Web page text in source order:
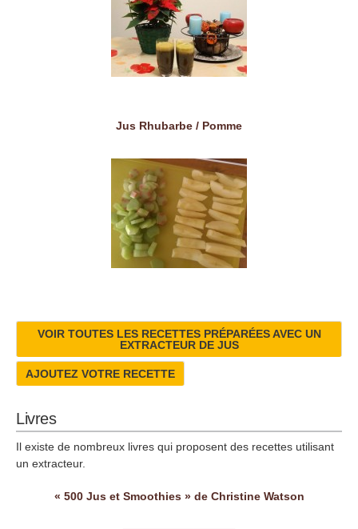
Jus Rhubarbe / Pomme
VOIR TOUTES LES RECETTES PRÉPARÉES AVEC UN
EXTRACTEUR DE JUS
AJOUTEZ VOTRE RECETTE
Livres
Il existe de nombreux livres qui proposent des recettes utilisant
un extracteur.
« 500 Jus et Smoothies » de Christine Watson